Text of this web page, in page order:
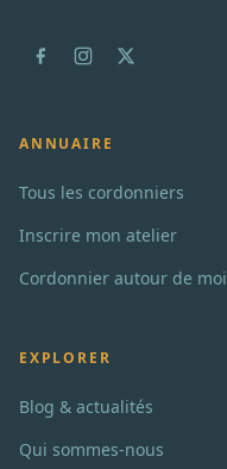
ANNUAIRE
Tous les cordonniers
Inscrire mon atelier
Cordonnier autour de moi
EXPLORER
Blog & actualités
Qui sommes-nous